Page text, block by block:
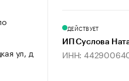
ул, д
ДЕЙСТВУЕТ
ИП Суслова
ИНН: